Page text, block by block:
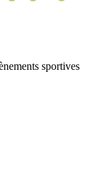
sportives